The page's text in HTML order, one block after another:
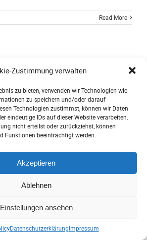
Zustimmung verwalten
zu bieten, verwenden wir Technologien wie
zu speichern und/oder darauf
Technologien zustimmst, können wir Daten
eindeutige IDs auf dieser Website verarbeiten.
nicht erteilst oder zurückziehst, können
Funktionen beeinträchtigt werden.
Akzeptieren
Ablehnen
Einstellungen ansehen
DatenschutzerklärungImpressum
Read More
Nehlsen |Impressum|Datenschutz|AGB|
Kontakt